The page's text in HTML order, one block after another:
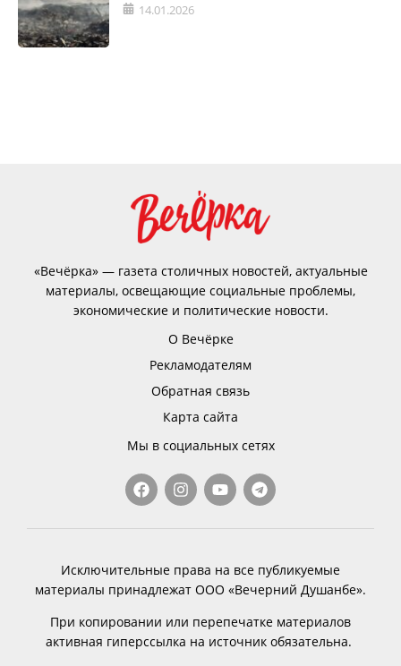
14.01.2026
«Вечёрка» — газета столичных новостей, актуальные
материалы, освещающие социальные проблемы,
экономические и политические новости.
О Вечёрке
Рекламодателям
Обратная связь
Карта сайта
Мы в социальных сетях
Исключительные права на все публикуемые
материалы принадлежат ООО «Вечерний Душанбе».
При копировании или перепечатке материалов
активная гиперссылка на источник обязательна.